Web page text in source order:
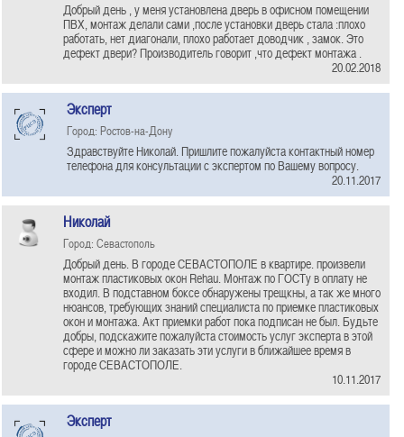
Добрый день , у меня установлена дверь в офисном помещении
ПВХ, монтаж делали сами ,после установки дверь стала :плохо
работать, нет диагонали, плохо работает доводчик , замок. Это
дефект двери? Производитель говорит ,что дефект монтажа .
20.02.2018
Эксперт
Город: Ростов-на-Дону
Здравствуйте Николай. Пришлите пожалуйста контактный номер
телефона для консультации с экспертом по Вашему вопросу.
20.11.2017
Николай
Город: Севастополь
Добрый день. В городе СЕВАСТОПОЛЕ в квартире. произвели
монтаж пластиковых окон Rehau. Монтаж по ГОСТу в оплату не
входил. В подставном боксе обнаружены трещкны, а так же много
нюансов, требующих знаний специалиста по приемке пластиковых
окон и монтажа. Акт приемки работ пока подписан не был. Будьте
добры, подскажите пожалуйста стоимость услуг эксперта в этой
сфере и можно ли заказать эти услуги в ближайшее время в
городе СЕВАСТОПОЛЕ.
10.11.2017
Эксперт